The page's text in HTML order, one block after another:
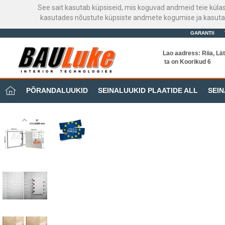
See sait kasutab küpsiseid, mis koguvad andmeid teie
kasutades nõustute küpsiste andmete kogumise ja
GARANTII
Lao aadress: Riia,
ta on Koorikud 6
PÕRANDALUUKID SEINALUUKID PLAATIDE ALL